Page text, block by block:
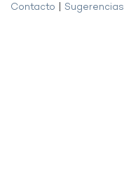
Contacto
Sugerencias